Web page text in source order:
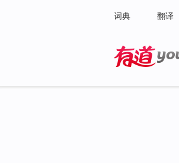
词典 翻译